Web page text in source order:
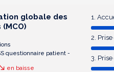
globale des
questionnaire patient -
en baisse
1.
2.
3.